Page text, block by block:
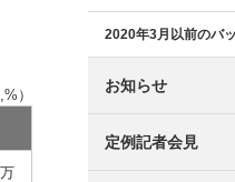
）
2020年3月以前のバ
お知らせ
定例記者会見